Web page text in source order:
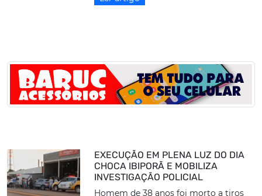
EXECUÇÃO EM PLENA LUZ DO DIA
CHOCA IBIPORÃ E MOBILIZA
INVESTIGAÇÃO POLICIAL
Homem de 38 anos foi morto a tiros